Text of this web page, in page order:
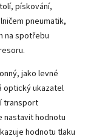
pískování,
pneumatik,
na spotřebu
jako levné
optický ukazatel
transport
nastavit hodnotu
hodnotu tlaku